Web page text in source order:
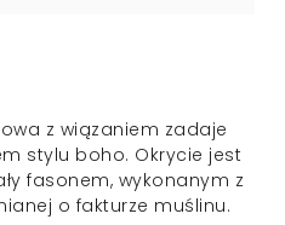
z wiązaniem zadaje
stylu boho. Okrycie jest
fasonem, wykonanym z
o fakturze muślinu.